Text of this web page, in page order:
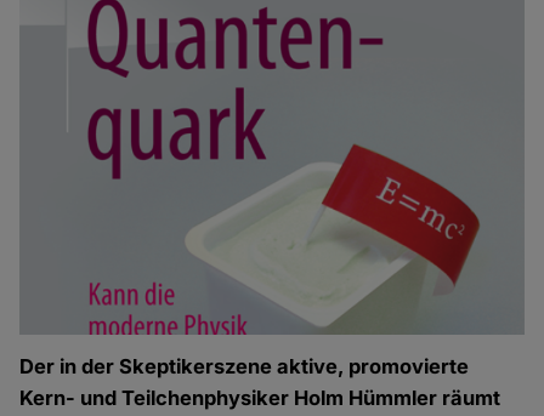
Der in der Skeptikerszene aktive, promovierte
Kern- und Teilchenphysiker Holm Hümmler räumt